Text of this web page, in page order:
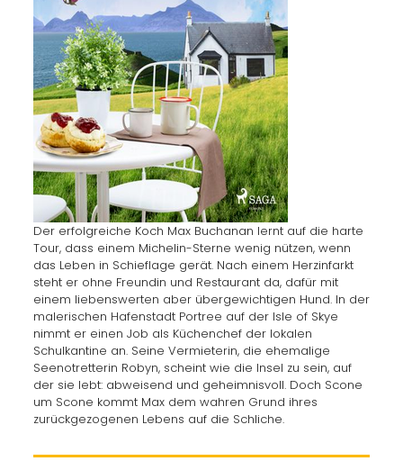
Der erfolgreiche Koch Max Buchanan lernt auf die harte
Tour, dass einem Michelin-Sterne wenig nützen, wenn
das Leben in Schieflage gerät. Nach einem Herzinfarkt
steht er ohne Freundin und Restaurant da, dafür mit
einem liebenswerten aber übergewichtigen Hund. In der
malerischen Hafenstadt Portree auf der Isle of Skye
nimmt er einen Job als Küchenchef der lokalen
Schulkantine an. Seine Vermieterin, die ehemalige
Seenotretterin Robyn, scheint wie die Insel zu sein, auf
der sie lebt: abweisend und geheimnisvoll. Doch Scone
um Scone kommt Max dem wahren Grund ihres
zurückgezogenen Lebens auf die Schliche.